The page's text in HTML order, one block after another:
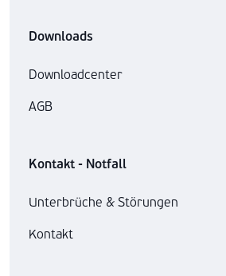
Downloads
Downloadcenter
AGB
Kontakt - Notfall
Unterbrüche & Störungen
Kontakt